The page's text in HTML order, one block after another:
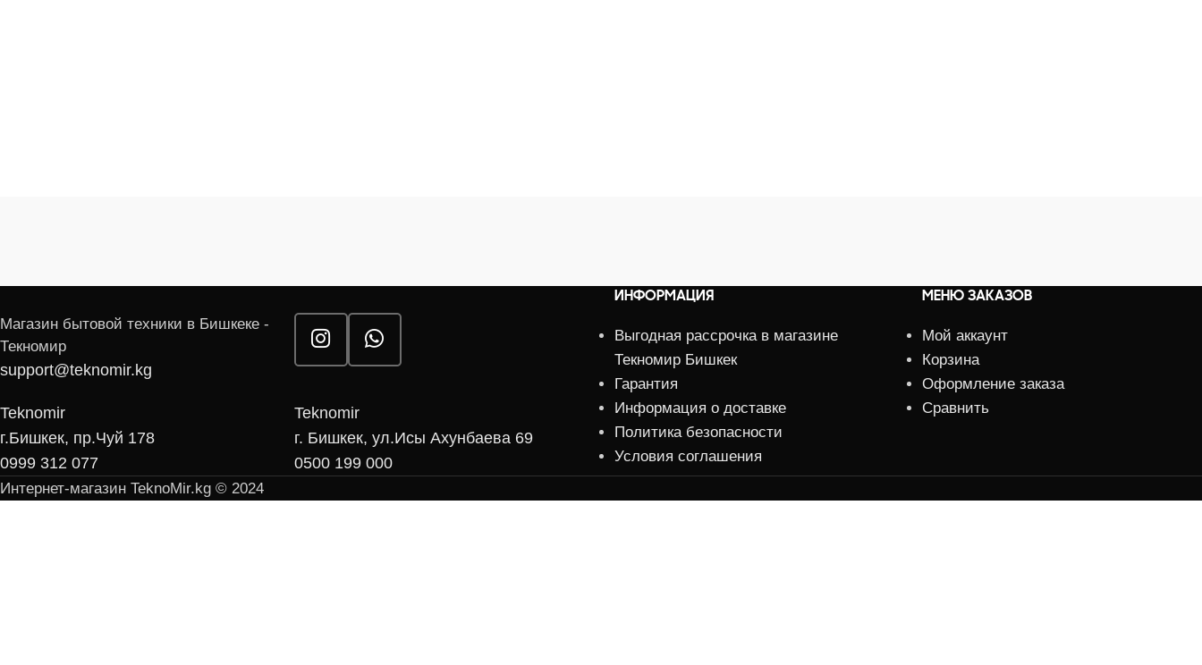
Магазин бытовой техники в Бишкеке -
Текномир
support@teknomir.kg
Teknomir
г.Бишкек, пр.Чуй 178
0999 312 077
Teknomir
г. Бишкек, ул.Исы Ахунбаева 69
0500 199 000
ИНФОРМАЦИЯ
Выгодная рассрочка в магазине
Текномир Бишкек
Гарантия
Информация о доставке
Политика безопасности
Условия соглашения
МЕНЮ ЗАКАЗОВ
Мой аккаунт
Корзина
Оформление заказа
Сравнить
Интернет-магазин TeknoMir.kg © 2024